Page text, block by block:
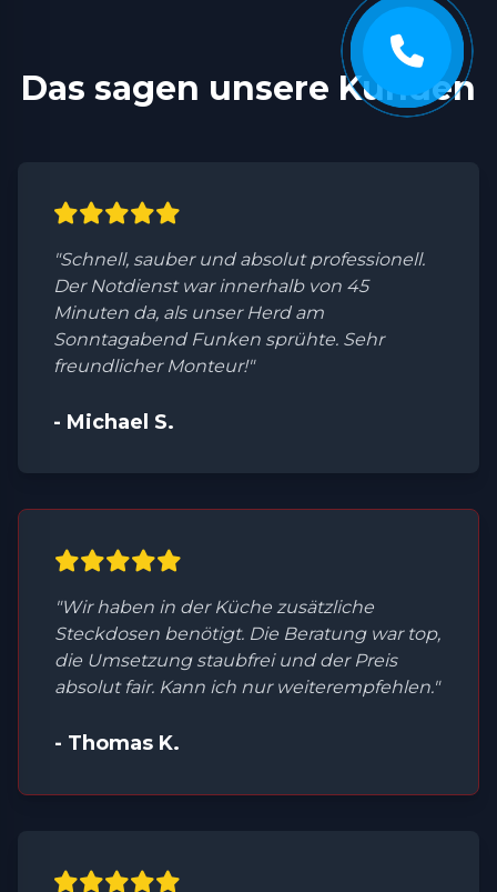
Das sagen unsere Kunden
"Schnell, sauber und absolut professionell.
Der Notdienst war innerhalb von 45
Minuten da, als unser Herd am
Sonntagabend Funken sprühte. Sehr
freundlicher Monteur!"
- Michael S.
"Wir haben in der Küche zusätzliche
Steckdosen benötigt. Die Beratung war top,
die Umsetzung staubfrei und der Preis
absolut fair. Kann ich nur weiterempfehlen."
- Thomas K.